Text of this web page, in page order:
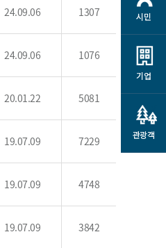
내
24.09.06 1307
24.09.06 1076
20.01.22 5081
19.07.09 7229
19.07.09 4748
19.07.09 3842
시민
기업
관광객